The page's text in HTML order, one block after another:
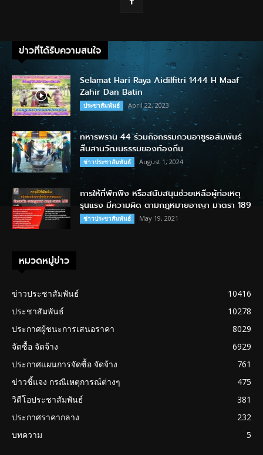
ข่าวที่ได้รับความสนใจ
Selamat Hari Raya Aidilfitri 1444 H Maaf
Zahir Dan Batin
ประชาสัมพันธ์ April 22, 2023
ทหารพราน 44 ร่วมกิจกรรมกวนอาซูรอสัมพันธ์
สืบสานวัฒนธรรมของท้องถิ่น
ข่าวประชาสัมพันธ์ August 1, 2024
การให้ที่พักพิง หรือสนับสนุนช่วยเหลือผู้ก่อเหตุ
รุนแรง มีความผิด ตามกฎหมายอาญา มาตรา 189
ข่าวประชาสัมพันธ์ May 19, 2021
หมวดหมู่ข่าว
ข่าวประชาสัมพันธ์
10416
ประชาสัมพันธ์
10278
ประกาศผู้ชนะการเสนอราคา
8029
จัดซื้อ จัดจ้าง
6929
ประกาศแผนการจัดซื้อ จัดจ้าง
761
ข่าวชี้แจง กรณีเหตุการณ์ต่างๆ
475
วิดีโอประชาสัมพันธ์
381
ประกาศราคากลาง
232
บทความ
5